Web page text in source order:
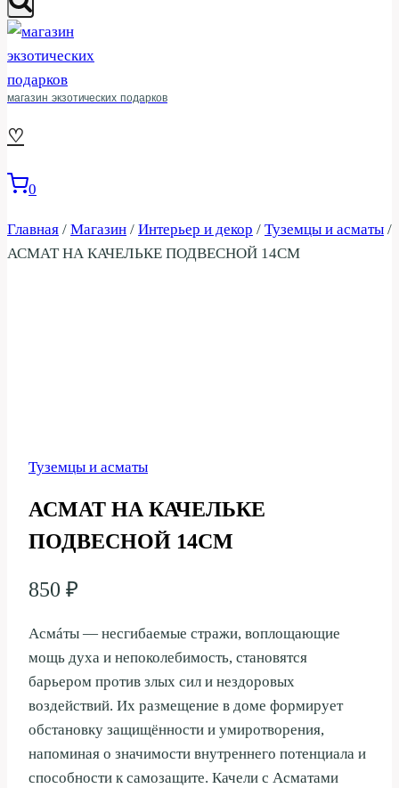
магазин экзотических подарков
♡
0
Главная / Магазин / Интерьер и декор / Туземцы и асматы /
АСМАТ НА КАЧЕЛЬКЕ ПОДВЕСНОЙ 14СМ
Туземцы и асматы
АСМАТ НА КАЧЕЛЬКЕ
ПОДВЕСНОЙ 14СМ
850 ₽
Асмáты — несгибаемые стражи, воплощающие
мощь духа и непоколебимость, становятся
барьером против злых сил и нездоровых
воздействий. Их размещение в доме формирует
обстановку защищённости и умиротворения,
напоминая о значимости внутреннего потенциала и
способности к самозащите. Качели с Асматами